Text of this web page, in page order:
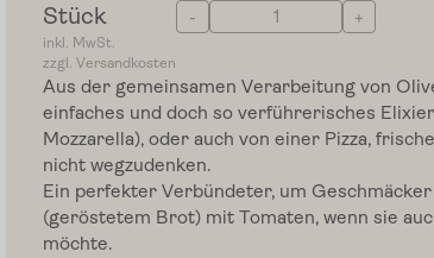
Stück - +
inkl. MwSt.
zzgl. Versandkosten
Aus der gemeinsamen Verarbeitung von
einfaches und doch so verführerisches
Mozzarella), oder auch von einer Pizza,
nicht wegzudenken.
Ein perfekter Verbündeter, um
(geröstetem Brot) mit Tomaten, wenn sie
möchte.